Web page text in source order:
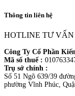
Thông tin liên hệ
HOTLINE TƯ VẤN
Công Ty Cổ Phần
Mã số thuế :
Trụ sở chính :
Số 51 Ngõ 639/39
phường Vĩnh Phúc,